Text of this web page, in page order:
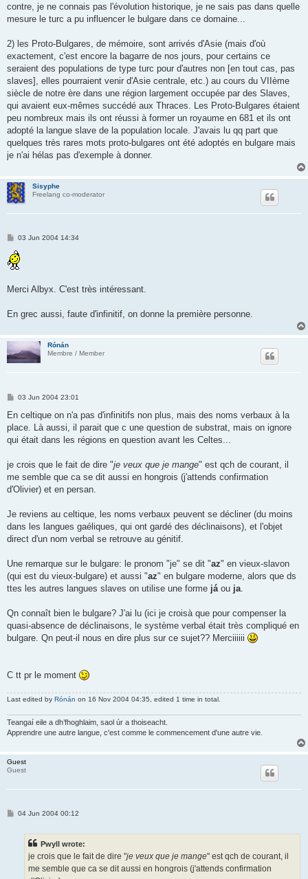
contre, je ne connais pas l'évolution historique, je ne sais pas dans quelle
mesure le turc a pu influencer le bulgare dans ce domaine...
2) les Proto-Bulgares, de mémoire, sont arrivés d'Asie (mais d'où
exactement, c'est encore la bagarre de nos jours, pour certains ce
seraient des populations de type turc pour d'autres non [en tout cas, pas
slaves], elles pourraient venir d'Asie centrale, etc.) au cours du VIIème
siècle de notre ère dans une région largement occupée par des Slaves,
qui avaient eux-mêmes succédé aux Thraces. Les Proto-Bulgares étaient
peu nombreux mais ils ont réussi à former un royaume en 681 et ils ont
adopté la langue slave de la population locale. J'avais lu qq part que
quelques très rares mots proto-bulgares ont été adoptés en bulgare mais
je n'ai hélas pas d'exemple à donner.
Sisyphe
Freelang co-moderator
P
s
t
03 Jun 2004 14:34
Merci Albyx. C'est très intéressant.
En grec aussi, faute d'infinitif, on donne la première personne.
Rónán
Membre / Member
P
s
03 Jun 2004 23:01
En celtique on n'a pas d'infinitifs non plus, mais des noms verbaux à la
place. Là aussi, il parait que c une question de substrat, mais on ignore
qui était dans les régions en question avant les Celtes...
je crois que le fait de dire "je veux que je mange" est qch de courant, il
me semble que ca se dit aussi en hongrois (j'attends confirmation
d'Olivier) et en persan.
Je reviens au celtique, les noms verbaux peuvent se décliner (du moins
dans les langues gaéliques, qui ont gardé des déclinaisons), et l'objet
direct d'un nom verbal se retrouve au génitif.
Une remarque sur le bulgare: le pronom "je" se dit "az" en vieux-slavon
(qui est du vieux-bulgare) et aussi "az" en bulgare moderne, alors que ds
ttes les autres langues slaves on utilise une forme já ou ja
Qn connaît bien le bulgare? J'ai lu (ici je croisà que pour compenser la
quasi-absence de déclinaisons, le système verbal était très compliqué en
bulgare. Qn peut-il nous en dire plus sur ce sujet?? Merciiiiii
C tt pr le moment
Last edited by Rónán on 16 Nov 2004 04:35, edited 1 time in total.
Teangaí eile a dh’fhoghlaim, saol úr a thoiseacht.
Apprendre une autre langue, c'est comme le commencement d'une autre vie.
Guest
Guest
P04 Jun 2004 00:12
Pwyll wrote:
je crois que le fait de dire "je veux que je mange" est qch de courant, il
me semble que ca se dit aussi en hongrois (j'attends confirmation